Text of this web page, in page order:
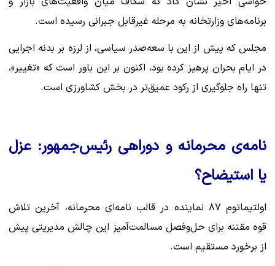
برنامه‌های وزارتخانه به مرحله غیرقابل جبرانی رسیده است.
مجلس که پیش از این با سعه‌صدر سیاسی، از لرزه بر بدنه اجرایی
در ایام بحران پرهیز کرده بود، اکنون بر این باور است که «تغییر»،
تنها راه جلوگیری از رکود عمیق‌تر در بخش کشاورزی است.
نامه‌ی محرمانه و دوراهی رئیس‌جمهور: عزل
یا استیضاح؟
اولتیماتوم ۸۷ نماینده در قالب نامه‌ای محرمانه، آخرین تلاش
قوه مقننه برای حل‌وفصل مسالمت‌آمیز این چالش مدیریتی پیش
از برخورد مستقیم است.